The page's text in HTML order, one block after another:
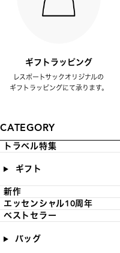
ギフトラッピング
レスポートサックオリジナルの
ギフトラッピングにて承ります。
CATEGORY
トラベル特集
ギフト
新作
エッセンシャル10周年
ベストセラー
バッグ